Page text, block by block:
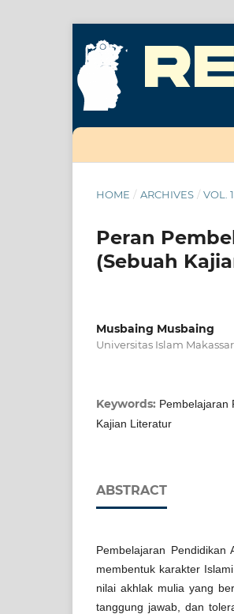
HOME / ARCHIVES / VOL.
Peran
(Sebuah
Musbaing Musbaing
Universitas Islam Makassar
Keywords: Pembelajaran
Kajian Literatur
ABSTRACT
Pembelajaran
membentuk karakter
nilai akhlak mulia yang
tanggung jawab, dan